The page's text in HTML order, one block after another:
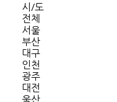
시/도
전체
서울
부산
대구
인천
광주
대전
울산